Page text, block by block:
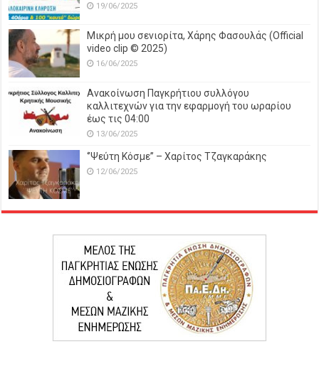
19/06/2025
Μικρή μου σενιορίτα, Χάρης Φασουλάς (Official
video clip © 2025)
16/06/2025
Ανακοίνωση Παγκρήτιου συλλόγου
καλλιτεχνών για την εφαρμογή του ωραρίου
έως τις 04:00
13/06/2025
‘’Ψεύτη Κόσμε’’ – Χαρίτος Τζαγκαράκης
12/06/2025